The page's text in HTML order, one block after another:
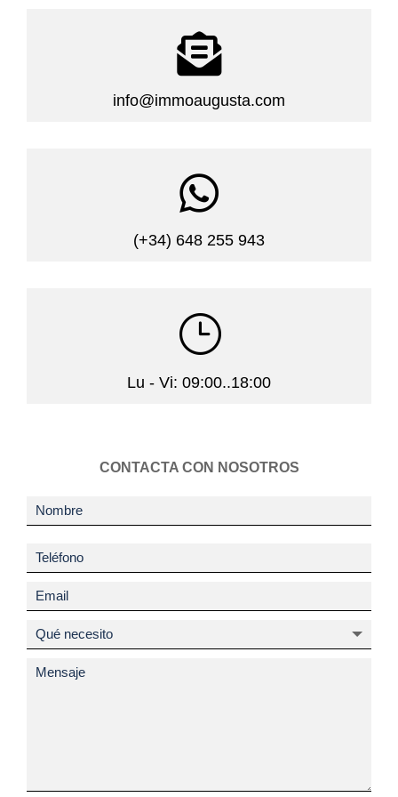

info@immoaugusta.com

(+34) 648 255 943
}
Lu - Vi: 09:00..18:00
CONTACTA CON NOSOTROS